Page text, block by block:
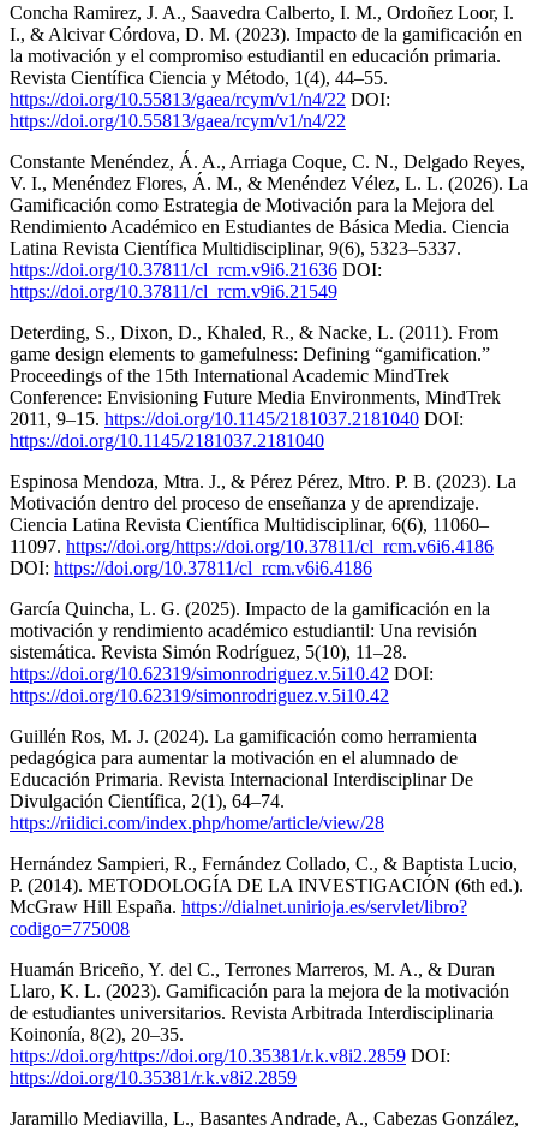
Concha Ramirez, J. A., Saavedra Calberto, I. M., Ordoñez Loor, I.
I., & Alcivar Córdova, D. M. (2023). Impacto de la gamificación en
la motivación y el compromiso estudiantil en educación primaria.
Revista Científica Ciencia y Método, 1(4), 44–55.
https://doi.org/10.55813/gaea/rcym/v1/n4/22 DOI:
https://doi.org/10.55813/gaea/rcym/v1/n4/22
Constante Menéndez, Á. A., Arriaga Coque, C. N., Delgado Reyes,
V. I., Menéndez Flores, Á. M., & Menéndez Vélez, L. L. (2026). La
Gamificación como Estrategia de Motivación para la Mejora del
Rendimiento Académico en Estudiantes de Básica Media. Ciencia
Latina Revista Científica Multidisciplinar, 9(6), 5323–5337.
https://doi.org/10.37811/cl_rcm.v9i6.21636 DOI:
https://doi.org/10.37811/cl_rcm.v9i6.21549
Deterding, S., Dixon, D., Khaled, R., & Nacke, L. (2011). From
game design elements to gamefulness: Defining “gamification.”
Proceedings of the 15th International Academic MindTrek
Conference: Envisioning Future Media Environments, MindTrek
2011, 9–15. https://doi.org/10.1145/2181037.2181040 DOI:
https://doi.org/10.1145/2181037.2181040
Espinosa Mendoza, Mtra. J., & Pérez Pérez, Mtro. P. B. (2023). La
Motivación dentro del proceso de enseñanza y de aprendizaje.
Ciencia Latina Revista Científica Multidisciplinar, 6(6), 11060–
11097. https://doi.org/https://doi.org/10.37811/cl_rcm.v6i6.4186
DOI: https://doi.org/10.37811/cl_rcm.v6i6.4186
García Quincha, L. G. (2025). Impacto de la gamificación en la
motivación y rendimiento académico estudiantil: Una revisión
sistemática. Revista Simón Rodríguez, 5(10), 11–28.
https://doi.org/10.62319/simonrodriguez.v.5i10.42 DOI:
https://doi.org/10.62319/simonrodriguez.v.5i10.42
Guillén Ros, M. J. (2024). La gamificación como herramienta
pedagógica para aumentar la motivación en el alumnado de
Educación Primaria. Revista Internacional Interdisciplinar De
Divulgación Científica, 2(1), 64–74.
https://riidici.com/index.php/home/article/view/28
Hernández Sampieri, R., Fernández Collado, C., & Baptista Lucio,
P. (2014). METODOLOGÍA DE LA INVESTIGACIÓN (6th ed.).
McGraw Hill España. https://dialnet.unirioja.es/servlet/libro?
codigo=775008
Huamán Briceño, Y. del C., Terrones Marreros, M. A., & Duran
Llaro, K. L. (2023). Gamificación para la mejora de la motivación
de estudiantes universitarios. Revista Arbitrada Interdisciplinaria
Koinonía, 8(2), 20–35.
https://doi.org/https://doi.org/10.35381/r.k.v8i2.2859 DOI:
https://doi.org/10.35381/r.k.v8i2.2859
Jaramillo Mediavilla, L., Basantes Andrade, A., Cabezas González,